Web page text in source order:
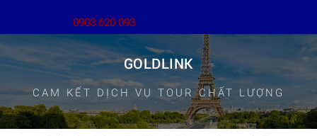
0903 620 093
GOLDLINK
CAM KẾT DỊCH VỤ TOUR CHẤT LƯỢNG